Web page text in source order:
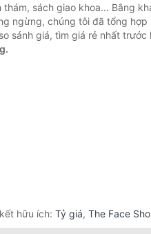
thám, sách giao khoa... Bằng
ngừng, chúng tôi đã tổng
sánh giá, tìm giá rẻ nhất trước
hữu ích: Tỷ giá, The Face